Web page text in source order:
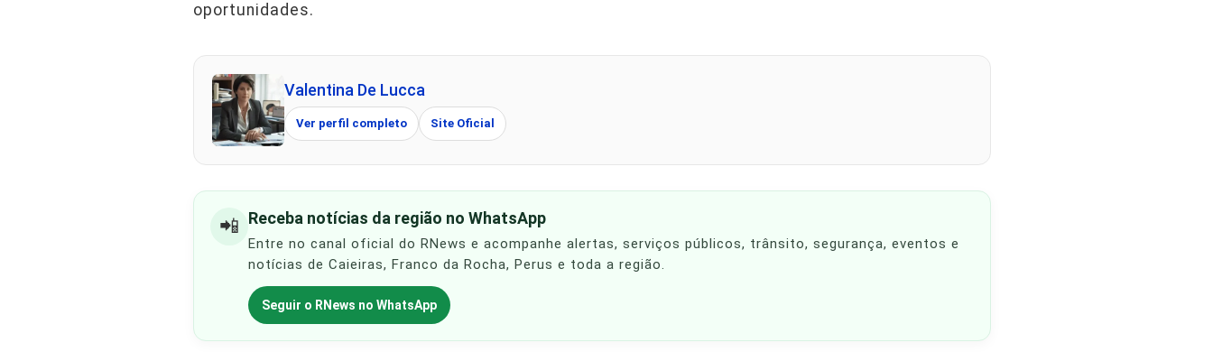
oportunidades.
Valentina De Lucca
Ver perfil completo Site Oficial
📲 Receba notícias da região no WhatsApp
Entre no canal oficial do RNews e acompanhe alertas, serviços públicos, trânsito, segurança, eventos e
notícias de Caieiras, Franco da Rocha, Perus e toda a região.
Seguir o RNews no WhatsApp